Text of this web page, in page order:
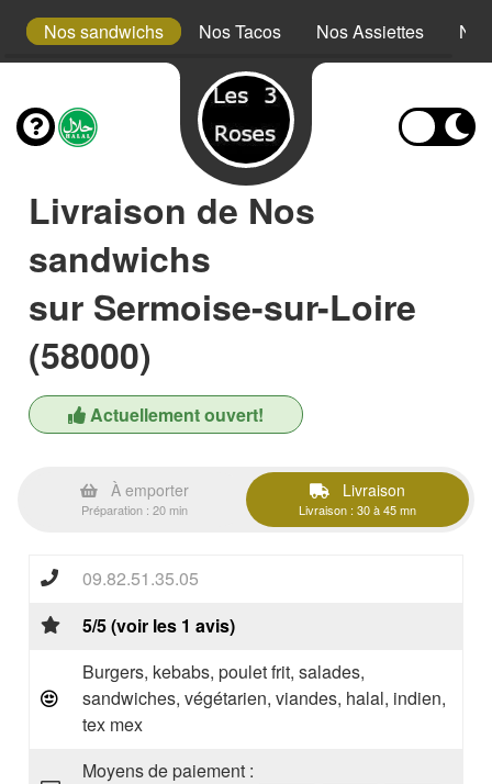
Nos sandwichs Nos Tacos Nos Assiettes
Livraison de Nos
sandwichs
sur Sermoise-sur-Loire
(58000)
Actuellement ouvert!
À emporter
Préparation : 20 min
Livraison
Livraison : 30 à 45 mn
09.82.51.35.05
5/5 (voir les 1 avis)
Burgers, kebabs, poulet frit, salades,
sandwiches, végétarien, viandes, halal, indien,
tex mex
Moyens de paiement :